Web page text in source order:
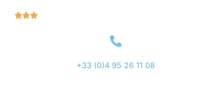

+33 (0)4 95 26 11 08